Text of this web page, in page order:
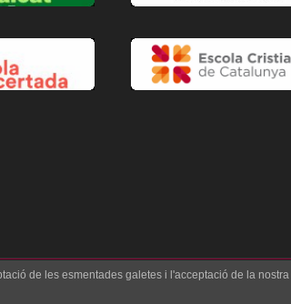
de les esmentades galetes i l'acceptació de la nostra